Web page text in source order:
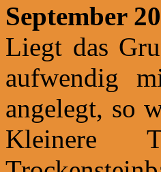
September
Liegt das
aufwendig
angelegt, so
Kleinere